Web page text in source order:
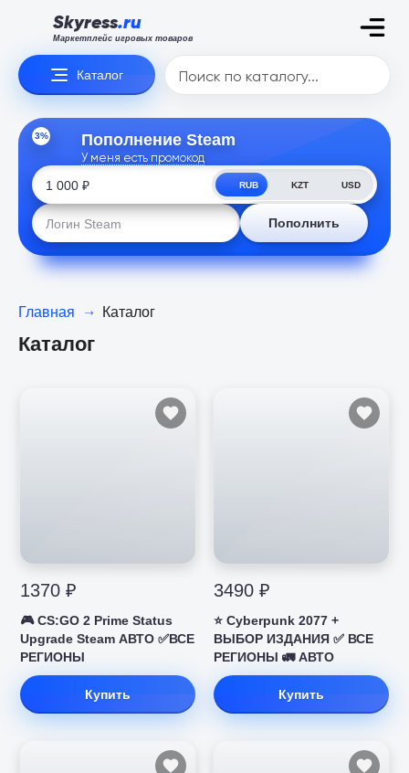
Skyress.ru
Маркетплейс игровых товаров
Каталог
3% Пополнение Steam
У меня есть промокод
RUB KZT USD
Пополнить
Главная Каталог
Каталог
1370 ₽
🎮 CS:GO 2 Prime Status
Upgrade Steam АВТО ✅ВСЕ
РЕГИОНЫ
Купить
3490 ₽
⭐ Cyberpunk 2077 +
ВЫБОР ИЗДАНИЯ ✅ ВСЕ
РЕГИОНЫ 🚛 АВТО
Купить